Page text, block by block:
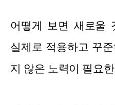
어떻게 보면 새로울
실제로 적용하고 꾸
지 않은 노력이 필요